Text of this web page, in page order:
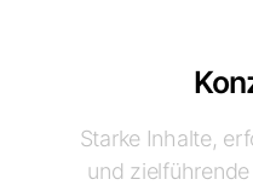
Starke Inhalte,
und